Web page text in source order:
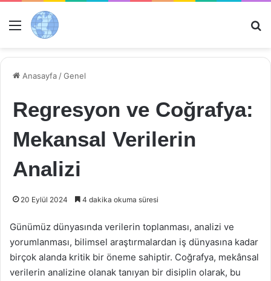
Menü
Anasayfa /Genel
Regresyon ve Coğrafya:
Mekansal Verilerin
Analizi
20 Eylül 2024 4 dakika okuma süresi
Günümüz dünyasında verilerin toplanması, analizi ve
yorumlanması, bilimsel araştırmalardan iş dünyasına kadar
birçok alanda kritik bir öneme sahiptir. Coğrafya, mekânsal
verilerin analizine olanak tanıyan bir disiplin olarak, bu